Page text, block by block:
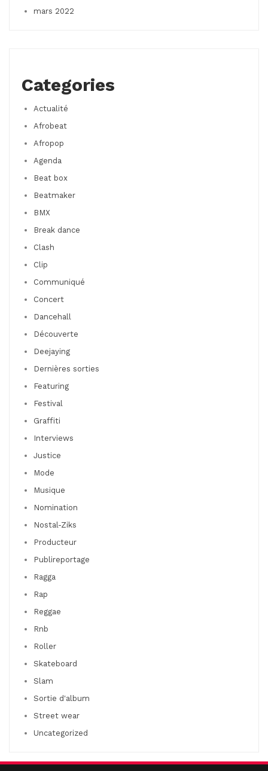
mars 2022
Categories
Actualité
Afrobeat
Afropop
Agenda
Beat box
Beatmaker
BMX
Break dance
Clash
Clip
Communiqué
Concert
Dancehall
Découverte
Deejaying
Dernières sorties
Featuring
Festival
Graffiti
Interviews
Justice
Mode
Musique
Nomination
Nostal-Ziks
Producteur
Publireportage
Ragga
Rap
Reggae
Rnb
Roller
Skateboard
Slam
Sortie d'album
Street wear
Uncategorized